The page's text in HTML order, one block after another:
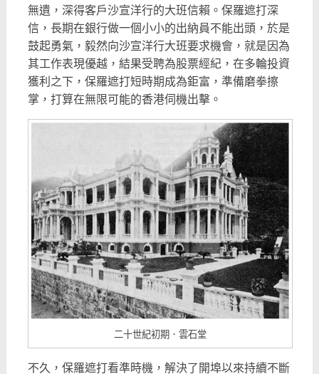
無遺，深得客戶沙宣洋行的大班信賴。保羅遮打深
信，長期在銀行做一個小小的出納員不能出頭，於是
鼓起勇氣，毅然向沙宣洋行大班要求機會，就是因為
其工作表現優越，結果受聘為股票經紀，在多輪投資
獲利之下，保羅遮打短時期成為鉅富，準備磨拳擦
掌，打算在無限可能的香港伺機出擊。
二十世紀初期．雲石堂
不久，保羅遮打看準時機，解決了開埠以來持續不斷